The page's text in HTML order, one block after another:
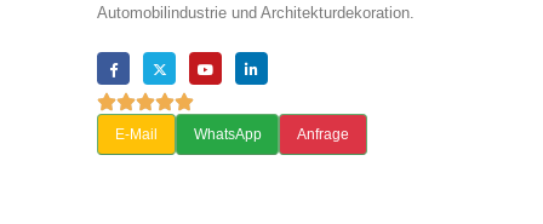
Automobilindustrie und Architekturdekoration.
E-Mail WhatsApp Anfrage